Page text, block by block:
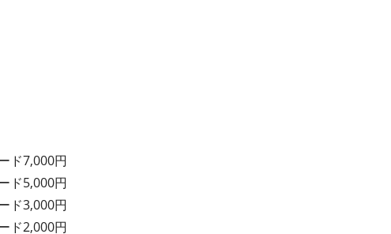
ド7,000円
ド5,000円
ド3,000円
ド2,000円